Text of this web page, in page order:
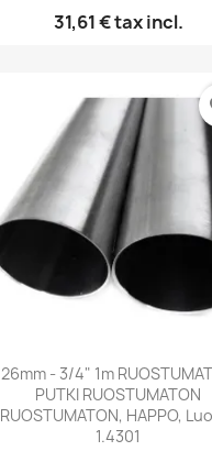
31,61 €tax incl.
Pikakatselu
26mm - 3/4" 1m
PUTKI RUOSTUMATON
RUOSTUMATON, HAPPO,
1.4301